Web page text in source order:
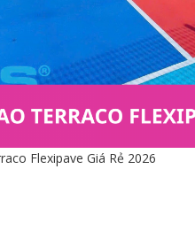
Flexipave Giá Rẻ 2026